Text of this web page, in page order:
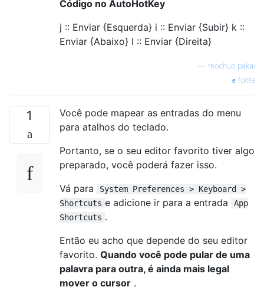
Código no AutoHotKey
j :: Enviar {Esquerda} i :: Enviar {Subir} k ::
Enviar {Abaixo} l :: Enviar {Direita}
mochuo pakai
fonte
1
Você pode mapear as entradas do menu
para atalhos do teclado.
Portanto, se o seu editor favorito tiver algo
preparado, você poderá fazer isso.
Vá para
System Preferences > Keyboard >
Shortcuts e adicione ir para a entrada
App
Shortcuts .
Então eu acho que depende do seu editor
favorito. Quando você pode pular de uma
palavra para outra, é ainda mais legal
mover o cursor .